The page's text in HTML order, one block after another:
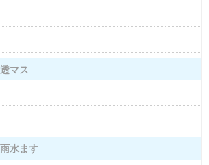
マス
水ます